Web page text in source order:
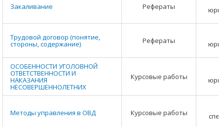
Закаливание Рефераты
Трудовой договор (понятие,
стороны, содержание) Рефераты
ОСОБЕННОСТИ УГОЛОВНОЙ
ОТВЕТСТВЕННОСТИ И
НАКАЗАНИЯ
НЕСОВЕРШЕННОЛЕТНИХ
Курсовые работы
Методы управления в ОВД Курсовые работы